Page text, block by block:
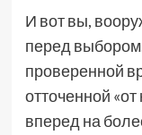
И вот вы,
перед
проверенной
отточенной
вперед на